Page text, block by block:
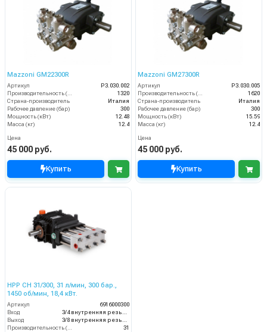
Mazzoni GM22300R
Артикул
P3.030.002
Производительность (л/ч)
1320
Страна-производитель
Италия
Рабочее давление (бар)
300
Мощность (кВт)
12.48
Масса (кг)
12.4
Цена
45 000 руб.
Купить
Mazzoni GM27300R
Артикул
P3.030.005
Производительность (л/ч)
1620
Страна-производитель
Италия
Рабочее давление (бар)
300
Мощность (кВт)
15.59
Масса (кг)
12.4
Цена
45 000 руб.
Купить
HPP CH 31/300, 31 л/мин, 300 бар.,
1450 об/мин, 18,4 кВт.
Артикул
6916000300
Вход
3/4 внутренняя резьба
Выход
3/8 внутренняя резьба
Производительность (л/мин)
31